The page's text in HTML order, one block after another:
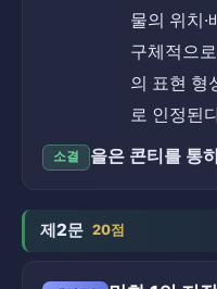
물의 위치·
구체적으
의 표현 형
로 인정된
소결 을은 콘티를 통
제2문 20점